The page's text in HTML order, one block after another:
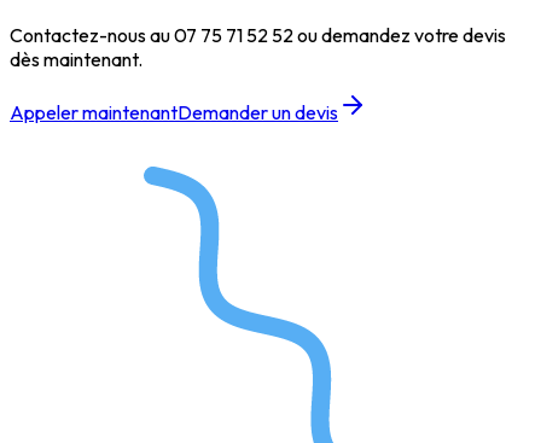
Contactez-nous au07 75 71 52 52 ou demandez votre devis
dès maintenant.
Appeler maintenantDemander un devis